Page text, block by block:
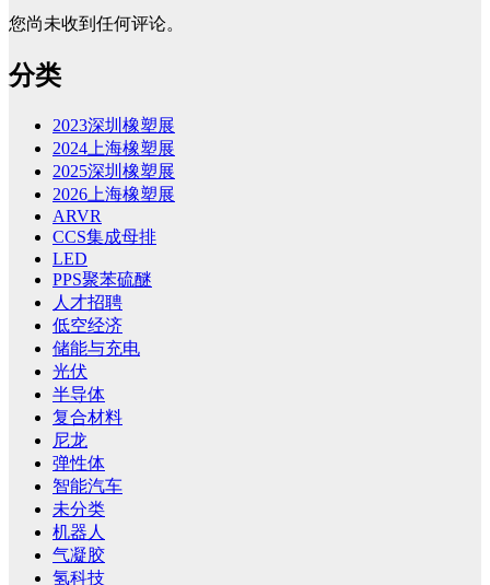
您尚未收到任何评论。
分类
2023深圳橡塑展
2024上海橡塑展
2025深圳橡塑展
2026上海橡塑展
ARVR
CCS集成母排
LED
PPS聚苯硫醚
人才招聘
低空经济
储能与充电
光伏
半导体
复合材料
尼龙
弹性体
智能汽车
未分类
机器人
气凝胶
氢科技